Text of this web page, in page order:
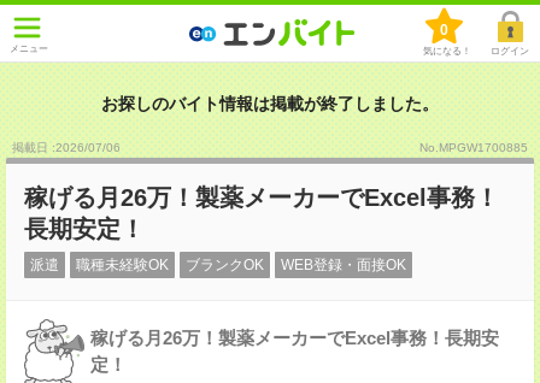
メニュー
0
気になる！ ログイン
お探しのバイト情報は掲載が終了しました。
掲載日 :2026/07/06 No.MPGW1700885
稼げる月26万！製薬メーカーでExcel事務！
長期安定！
派遣 職種未経験OK ブランクOK WEB登録・面接OK
稼げる月26万！製薬メーカーでExcel事務！長期安
定！